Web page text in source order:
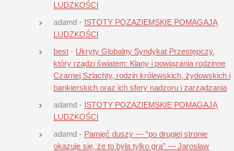
LUDZKOŚCI
adamd - ISTOTY POZAZIEMSKIE POMAGAJĄ
LUDZKOŚCI
best - Ukryty Globalny Syndykat Przestępczy,
który rządzi światem: Klany i powiązania rodzinne
Czarnej Szlachty, rodzin królewskich, żydowskich i
bankierskich oraz ich sfery nadzoru i zarządzania
adamd - ISTOTY POZAZIEMSKIE POMAGAJĄ
LUDZKOŚCI
adamd - Pamięć duszy — “po drugiej stronie
okazuje się, że to była tylko gra” — Jarosław